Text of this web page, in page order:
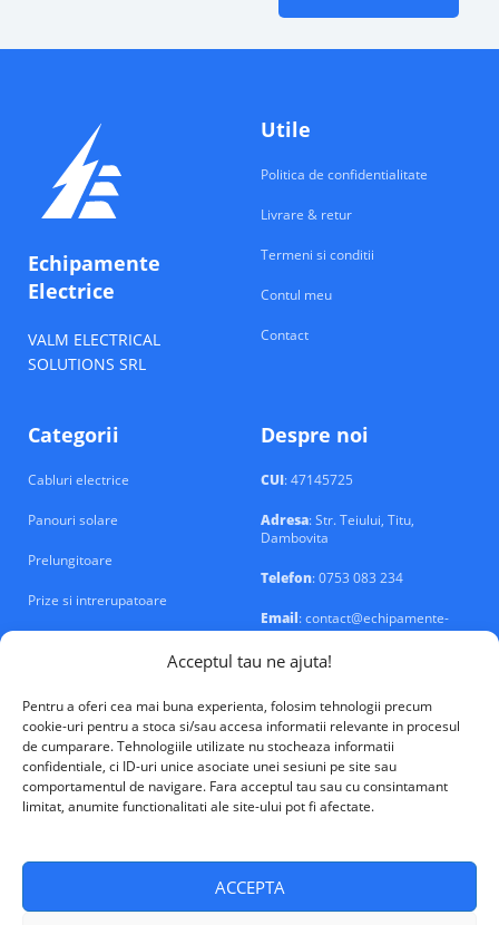
Acceptul tau ne ajuta!
Pentru a oferi cea mai buna experienta, folosim tehnologii precum
cookie-uri pentru a stoca si/sau accesa informatii relevante in procesul
de cumparare. Tehnologiile utilizate nu stocheaza informatii
confidentiale, ci ID-uri unice asociate unei sesiuni pe site sau
comportamentul de navigare. Fara acceptul tau sau cu consintamant
limitat, anumite functionalitati ale site-ului pot fi afectate.
ACCEPTA
Echipamente
Electrice
VALM ELECTRICAL
SOLUTIONS SRL
Utile
Politica de confidentialitate
Livrare & retur
Termeni si conditii
Contul meu
Contact
Categorii
Cabluri electrice
Panouri solare
Prelungitoare
Prize si intrerupatoare
Despre noi
CUI: 47145725
Adresa: Str. Teiului, Titu,
Dambovita
Telefon: 0753 083 234
Email: contact@echipamente-
electrice.ro
VALM Electrical Solutions © 2026